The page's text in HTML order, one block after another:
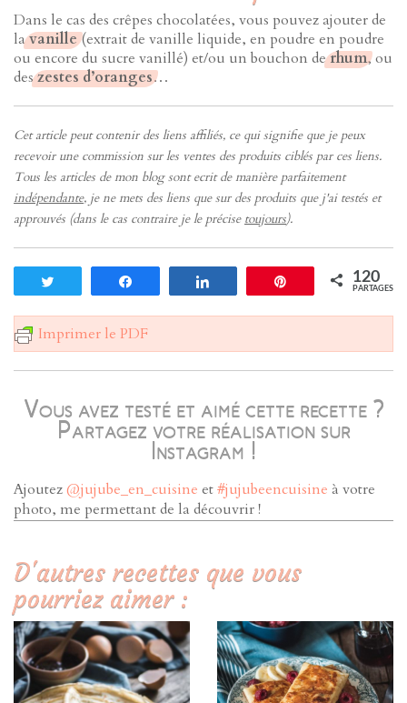
Dans le cas des crêpes chocolatées, vous pouvez ajouter de
lavanille(extrait de vanille liquide, en poudre en poudre
ou encore du sucre vanillé) et/ou un bouchon derhum, ou
deszestes d’oranges…
Cet article peut contenir des liens affiliés, ce qui signifie que je peux
recevoir une commission sur les ventes des produits ciblés par ces liens.
Tous les articles de mon blog sont ecrit de manière parfaitement
indépendante, je ne mets des liens que sur des produits que j'ai testés et
approuvés (dans le cas contraire je le précise toujours).
Enregistrer120
PARTAGES
Imprimer le PDF
Vous avez testé et aimé cette recette ?
Partagez votre réalisation sur
Instagram !
Ajoutez@jujube_en_cuisine et#jujubeencuisine à votre
photo, me permettant de la découvrir !
D'autres recettes que vous
pourriez aimer :